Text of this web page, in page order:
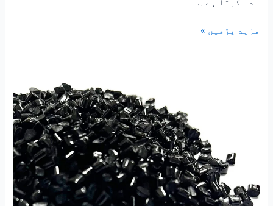
ادا کرتا ہے۔.
مزید پڑھیں »
Transmittance
Masterbatch